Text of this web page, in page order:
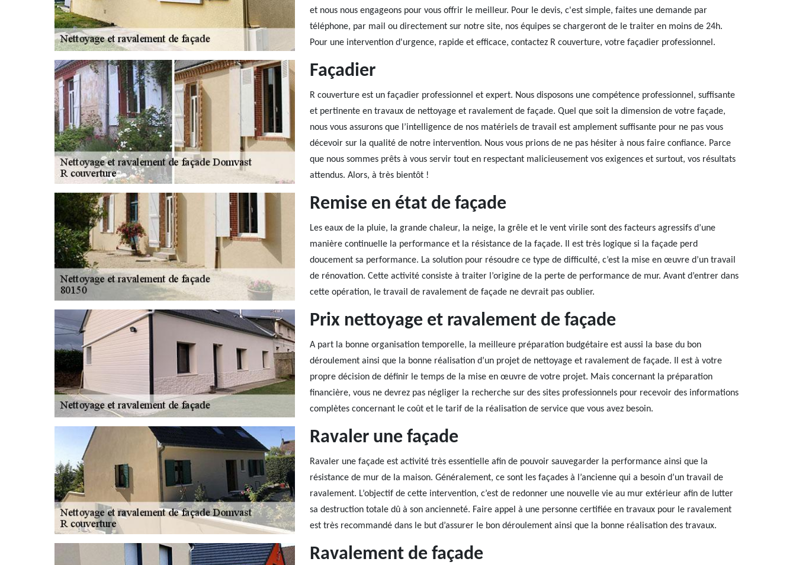
et nous nous engageons pour vous offrir le meilleur. Pour le devis, c'est simple, faites une demande par
téléphone, par mail ou directement sur notre site, nos équipes se chargeront de le traiter en moins de 24h.
Pour une intervention d'urgence, rapide et efficace, contactez R couverture, votre façadier professionnel.
Façadier
R couverture est un façadier professionnel et expert. Nous disposons une compétence professionnel, suffisante
et pertinente en travaux de nettoyage et ravalement de façade. Quel que soit la dimension de votre façade,
nous vous assurons que l’intelligence de nos matériels de travail est amplement suffisante pour ne pas vous
décevoir sur la qualité de notre intervention. Nous vous prions de ne pas hésiter à nous faire confiance. Parce
que nous sommes prêts à vous servir tout en respectant malicieusement vos exigences et surtout, vos résultats
attendus. Alors, à très bientôt !
Remise en état de façade
Les eaux de la pluie, la grande chaleur, la neige, la grêle et le vent virile sont des facteurs agressifs d’une
manière continuelle la performance et la résistance de la façade. Il est très logique si la façade perd
doucement sa performance. La solution pour résoudre ce type de difficulté, c’est la mise en œuvre d’un travail
de rénovation. Cette activité consiste à traiter l’origine de la perte de performance de mur. Avant d’entrer dans
cette opération, le travail de ravalement de façade ne devrait pas oublier.
Prix nettoyage et ravalement de façade
A part la bonne organisation temporelle, la meilleure préparation budgétaire est aussi la base du bon
déroulement ainsi que la bonne réalisation d’un projet de nettoyage et ravalement de façade. Il est à votre
propre décision de définir le temps de la mise en œuvre de votre projet. Mais concernant la préparation
financière, vous ne devrez pas négliger la recherche sur des sites professionnels pour recevoir des informations
complètes concernant le coût et le tarif de la réalisation de service que vous avez besoin.
Ravaler une façade
Ravaler une façade est activité très essentielle afin de pouvoir sauvegarder la performance ainsi que la
résistance de mur de la maison. Généralement, ce sont les façades à l’ancienne qui a besoin d’un travail de
ravalement. L’objectif de cette intervention, c’est de redonner une nouvelle vie au mur extérieur afin de lutter
sa destruction totale dû à son ancienneté. Faire appel à une personne certifiée en travaux pour le ravalement
est très recommandé dans le but d’assurer le bon déroulement ainsi que la bonne réalisation des travaux.
Ravalement de façade